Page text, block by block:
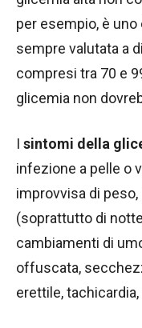
per esempio, è
sempre valutata a
compresi tra 70 e
glicemia non
I sintomi della
infezione a pelle o
improvvisa di
(soprattutto di
cambiamenti di
offuscata,
erettile,